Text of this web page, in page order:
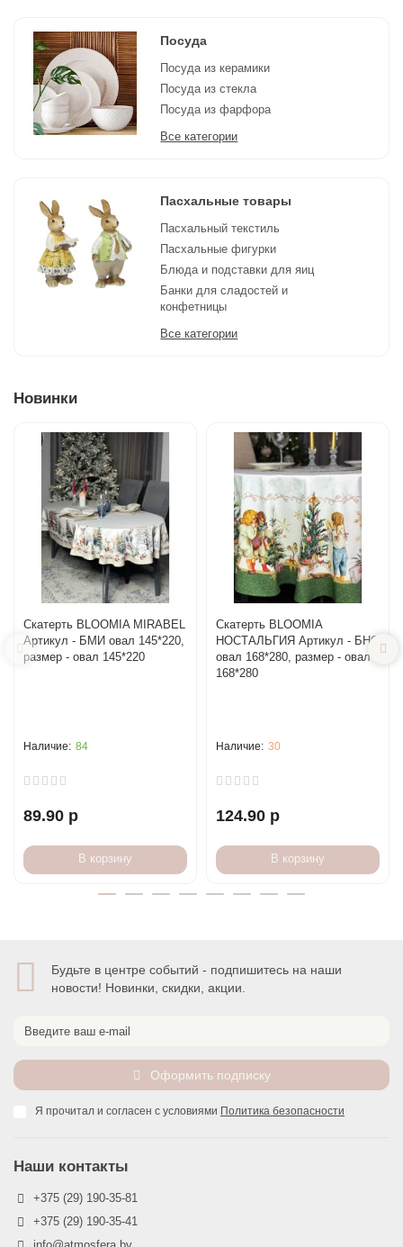
Посуда
Посуда из керамики
Посуда из стекла
Посуда из фарфора
Все категории
Пасхальные товары
Пасхальный текстиль
Пасхальные фигурки
Блюда и подставки для яиц
Банки для сладостей и
конфетницы
Все категории
Новинки
Cкатерть BLOOMIA MIRABEL
Артикул - БМИ овал 145*220,
размер - овал 145*220
84
89.90 р
В корзину
Cкатерть BLOOMIA
НОСТАЛЬГИЯ Артикул - БНО
овал 168*280, размер - овал
168*280
30
124.90 р
В корзину
Будьте в центре событий - подпишитесь на наши
новости! Новинки, скидки, акции.
Оформить подписку
Я прочитал и согласен с условиями Политика безопасности
Наши контакты
+375 (29) 190-35-81
+375 (29) 190-35-41